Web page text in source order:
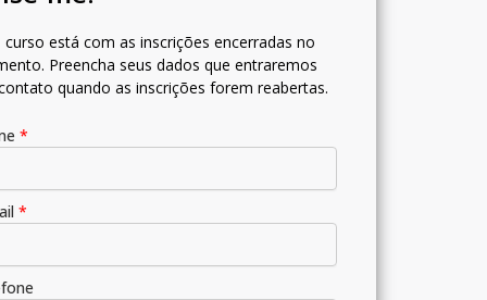
curso está com as inscrições encerradas no
Preencha seus dados que entraremos
quando as inscrições forem reabertas.
*
*